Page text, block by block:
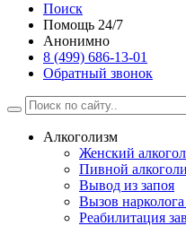
Поиск
Помощь 24/7
Анонимно
8 (499) 686-13-01
Обратный звонок
Алкоголизм
Женский
Пивной
Вывод из запоя
Вызов
Реабилитация